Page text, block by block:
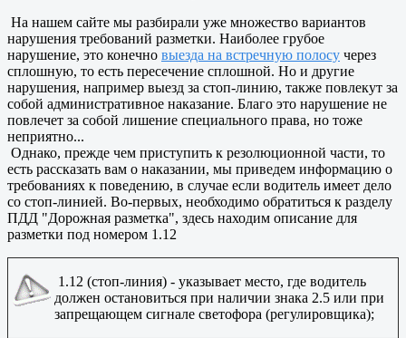
На нашем сайте мы разбирали уже множество вариантов
нарушения требований разметки. Наиболее грубое
нарушение, это конечно выезда на встречную полосу через
сплошную, то есть пересечение сплошной. Но и другие
нарушения, например выезд за стоп-линию, также повлекут за
собой административное наказание. Благо это нарушение не
повлечет за собой лишение специального права, но тоже
неприятно...
Однако, прежде чем приступить к резолюционной части, то
есть рассказать вам о наказании, мы приведем информацию о
требованиях к поведению, в случае если водитель имеет дело
со стоп-линией. Во-первых, необходимо обратиться к разделу
ПДД "Дорожная разметка", здесь находим описание для
разметки под номером 1.12
1.12 (стоп-линия) - указывает место, где водитель
должен остановиться при наличии знака 2.5 или при
запрещающем сигнале светофора (регулировщика);